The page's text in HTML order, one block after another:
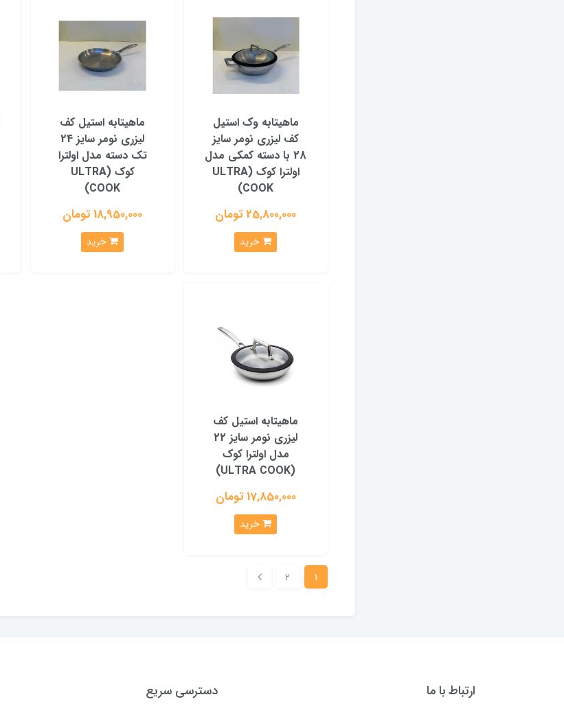
ماهیتابه وک استیل
کف لیزری نومر سایز
28 با دسته کمکی مدل
اولترا کوک (ULTRA
COOK)
25,800,000 تومان
خرید
ماهیتابه استیل کف
لیزری نومر سایز 24
تک دسته مدل اولترا
کوک (ULTRA
COOK)
18,950,000 تومان
ماهیتابه استیل کف
لیزری نومر سایز 22
مدل اولترا کوک
(ULTRA COOK)
17,850,000 تومان
خرید
1
2
ارتباط با ما دسترسی سریع